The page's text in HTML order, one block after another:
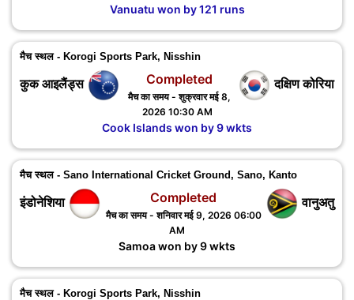
Vanuatu won by 121 runs
मैच स्थल - Korogi Sports Park, Nisshin
कुक आइलैंड्स दक्षिण कोरिया
Completed
मैच का समय - शुक्रवार मई 8,
2026 10:30 AM
Cook Islands won by 9 wkts
मैच स्थल - Sano International Cricket Ground, Sano, Kanto
इंडोनेशिया वानुअतु
Completed
मैच का समय - शनिवार मई 9, 2026 06:00
AM
Samoa won by 9 wkts
मैच स्थल - Korogi Sports Park, Nisshin